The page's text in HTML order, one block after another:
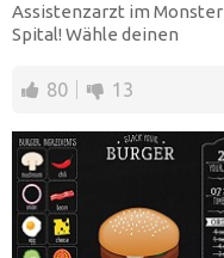
Assistenzarzt im Monster
Spital! Wähle deinen
fange...
80 13